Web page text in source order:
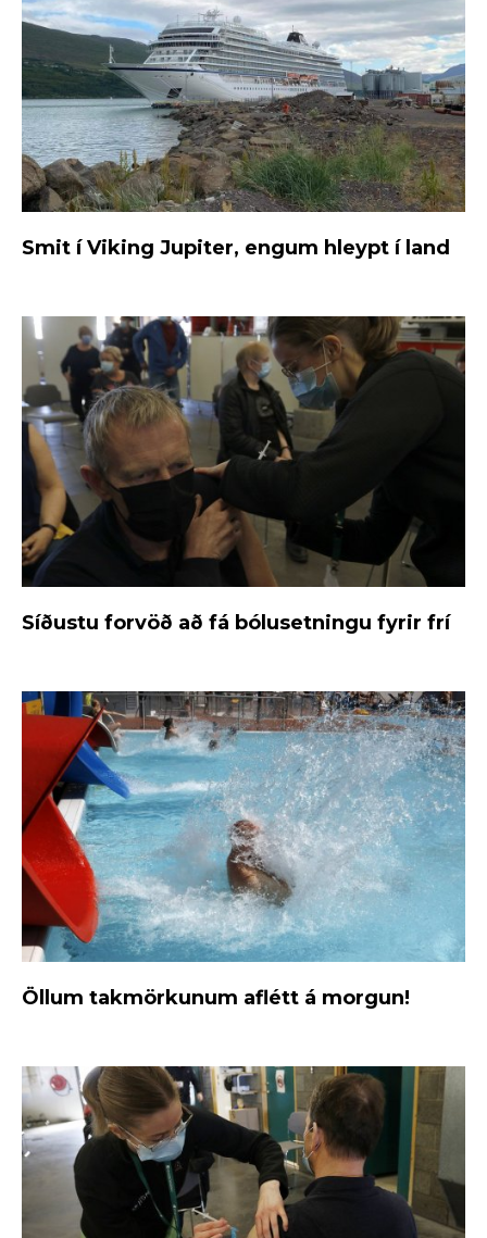
Smit í Viking Jupiter, engum hleypt í land
Síðustu forvöð að fá bólusetningu fyrir frí
Öllum takmörkunum aflétt á morgun!